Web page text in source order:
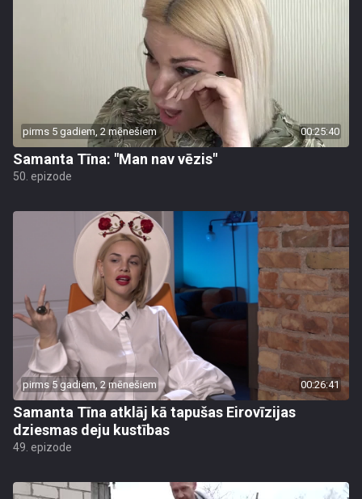
pirms 5 gadiem, 2 mēnešiem 00:25:40
Samanta Tīna: "Man nav vēzis"
50. epizode
pirms 5 gadiem, 2 mēnešiem 00:26:41
Samanta Tīna atklāj kā tapušas Eirovīzijas
dziesmas deju kustības
49. epizode